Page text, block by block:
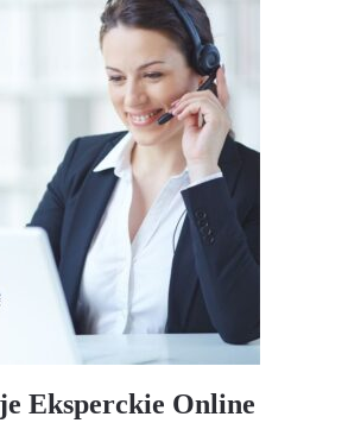
Eksperckie Online